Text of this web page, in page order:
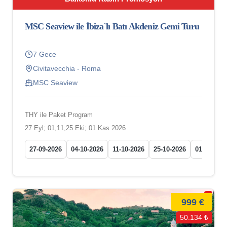
MSC Seaview ile İbiza`lı Batı Akdeniz Gemi Turu
7 Gece
Civitavecchia - Roma
MSC Seaview
THY ile Paket Program
27 Eyl; 01,11,25 Eki; 01 Kas 2026
27-09-2026 04-10-2026 11-10-2026 25-10-2026 01-11-2026
999 €
50.134 ₺